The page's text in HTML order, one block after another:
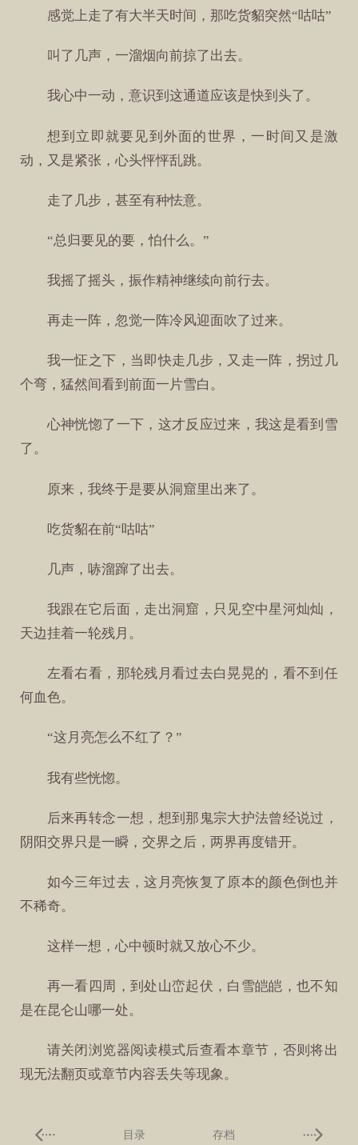
感觉上走了有大半天时间，那吃货貂突然“咕咕”
叫了几声，一溜烟向前掠了出去。
我心中一动，意识到这通道应该是快到头了。
想到立即就要见到外面的世界，一时间又是激
动，又是紧张，心头怦怦乱跳。
走了几步，甚至有种怯意。
“总归要见的要，怕什么。”
我摇了摇头，振作精神继续向前行去。
再走一阵，忽觉一阵冷风迎面吹了过来。
我一怔之下，当即快走几步，又走一阵，拐过几
个弯，猛然间看到前面一片雪白。
心神恍惚了一下，这才反应过来，我这是看到雪
了。
原来，我终于是要从洞窟里出来了。
吃货貂在前“咕咕”
几声，哧溜蹿了出去。
我跟在它后面，走出洞窟，只见空中星河灿灿，
天边挂着一轮残月。
左看右看，那轮残月看过去白晃晃的，看不到任
何血色。
“这月亮怎么不红了？”
我有些恍惚。
后来再转念一想，想到那鬼宗大护法曾经说过，
阴阳交界只是一瞬，交界之后，两界再度错开。
如今三年过去，这月亮恢复了原本的颜色倒也并
不稀奇。
这样一想，心中顿时就又放心不少。
再一看四周，到处山峦起伏，白雪皑皑，也不知
是在昆仑山哪一处。
请关闭浏览器阅读模式后查看本章节，否则将出
现无法翻页或章节内容丢失等现象。
目录 存档